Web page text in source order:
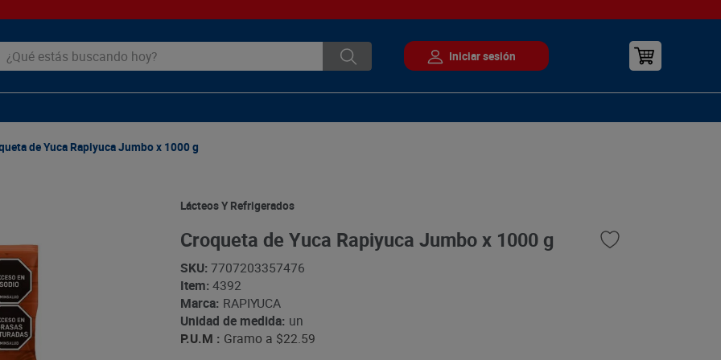
estás buscando hoy?
de Yuca Rapiyuca Jumbo x 1000 g
Lácteos Y Refrigerados
Croqueta de Yuca Rapiyuca Jumbo x 1000 g
SKU: 7707203357476
Item: 4392
Marca: RAPIYUCA
Unidad de medida: un
P.U.M : Gramo a $22.59